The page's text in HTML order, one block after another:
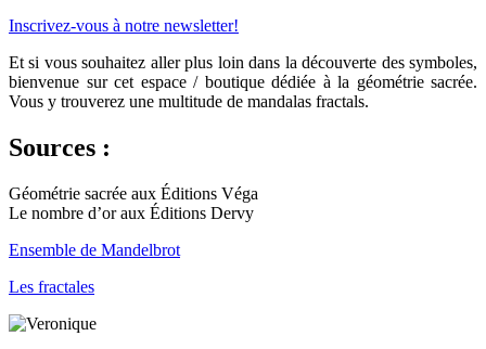
Inscrivez-vous à notre newsletter!
Et si vous souhaitez aller plus loin dans la découverte des symboles,
bienvenue sur cet espace / boutique dédiée à la géométrie sacrée.
Vous y trouverez une multitude de mandalas fractals.
Sources :
Géométrie sacrée aux Éditions Véga
Le nombre d’or aux Éditions Dervy
Ensemble de Mandelbrot
Les fractales